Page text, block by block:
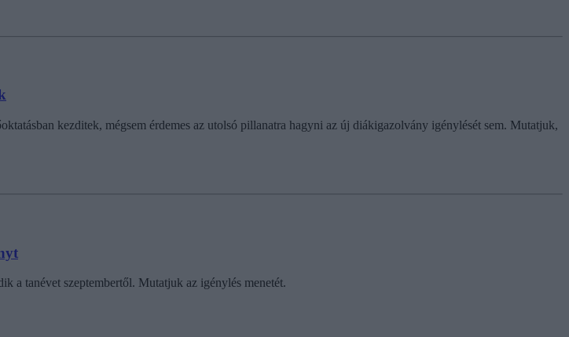
kezditek, mégsem érdemes az utolsó pillanatra hagyni az új diákigazolvány igénylését sem. Mutatjuk,
a tanévet szeptembertől. Mutatjuk az igénylés menetét.